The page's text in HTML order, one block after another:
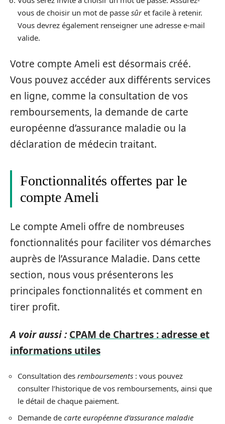
vous de choisir un mot de passe sûret facile à retenir.
Vous devrez également renseigner une adresse e-mail
valide.
Votre compte Ameli est désormais créé.
Vous pouvez accéder aux différents services
en ligne, comme la consultation de vos
remboursements, la demande de carte
européenne d’assurance maladie ou la
déclaration de médecin traitant.
Fonctionnalités offertes par le
compte Ameli
Le compte Ameli offre de nombreuses
fonctionnalités pour faciliter vos démarches
auprès de l’Assurance Maladie. Dans cette
section, nous vous présenterons les
principales fonctionnalités et comment en
tirer profit.
A voir aussi : CPAM de Chartres : adresse et
informations utiles
Consultation des remboursements : vous pouvez
consulter l’historique de vos remboursements, ainsi que
le détail de chaque paiement.
Demande de carte européenne d’assurance maladie